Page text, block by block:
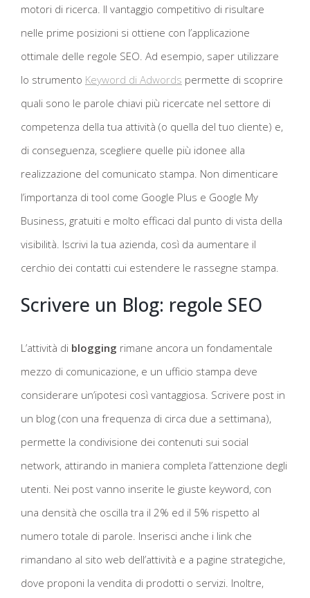
motori di ricerca. Il vantaggio competitivo di risultare
nelle prime posizioni si ottiene con l’applicazione
ottimale delle regole SEO. Ad esempio, saper utilizzare
lo strumento Keyword di Adwords permette di scoprire
quali sono le parole chiavi più ricercate nel settore di
competenza della tua attività (o quella del tuo cliente) e,
di conseguenza, scegliere quelle più idonee alla
realizzazione del comunicato stampa. Non dimenticare
l’importanza di tool come Google Plus e Google My
Business, gratuiti e molto efficaci dal punto di vista della
visibilità. Iscrivi la tua azienda, così da aumentare il
cerchio dei contatti cui estendere le rassegne stampa.
Scrivere un Blog: regole SEO
L’attività di blogging rimane ancora un fondamentale
mezzo di comunicazione, e un ufficio stampa deve
considerare un’ipotesi così vantaggiosa. Scrivere post in
un blog (con una frequenza di circa due a settimana),
permette la condivisione dei contenuti sui social
network, attirando in maniera completa l’attenzione degli
utenti. Nei post vanno inserite le giuste keyword, con
una densità che oscilla tra il 2% ed il 5% rispetto al
numero totale di parole. Inserisci anche i link che
rimandano al sito web dell’attività e a pagine strategiche,
dove proponi la vendita di prodotti o servizi. Inoltre,